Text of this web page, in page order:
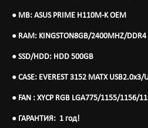
● ️ MB: ASUS PRIME H110M-K OEM
● ️ RAM: KINGSTON8GB/2400MHZ/DDR4
● ️ SSD/HDD: HDD 500GB
● ️ CASE: EVEREST 3152 MATX
● ️ FAN : XYCP RGB LGA775/1155/1156/
● ГАРАНТИЯ: 1 год!